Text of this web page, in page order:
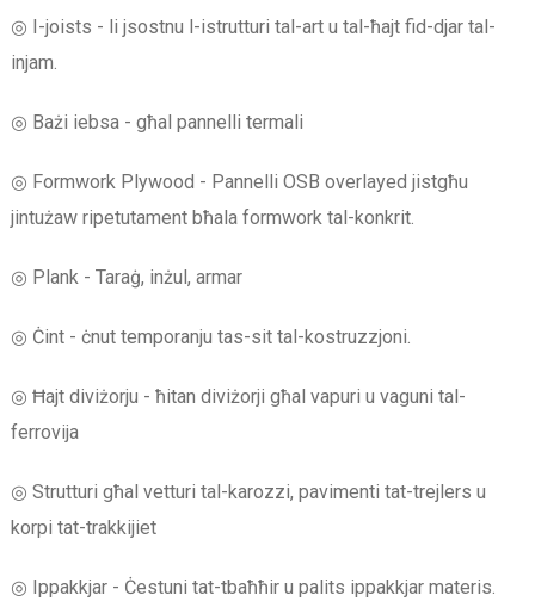
◎ I-joists - li jsostnu l-istrutturi tal-art u tal-ħajt fid-djar tal-
injam.
◎ Bażi iebsa - għal pannelli termali
◎ Formwork Plywood - Pannelli OSB overlayed jistgħu
jintużaw ripetutament bħala formwork tal-konkrit.
◎ Plank - Taraġ, inżul, armar
◎ Ċint - ċnut temporanju tas-sit tal-kostruzzjoni.
◎ Ħajt diviżorju - ħitan diviżorji għal vapuri u vaguni tal-
ferrovija
◎ Strutturi għal vetturi tal-karozzi, pavimenti tat-trejlers u
korpi tat-trakkijiet
◎ Ippakkjar - Ċestuni tat-tbaħħir u palits ippakkjar materis.